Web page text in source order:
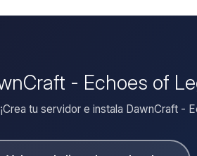
- Echoes of
¡Crea tu servidor e instala DawnCraft -